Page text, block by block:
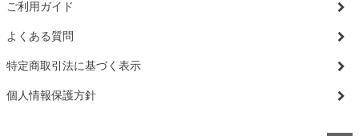
ご利用ガイド
よくある質問
特定商取引法に基づく表示
個人情報保護方針